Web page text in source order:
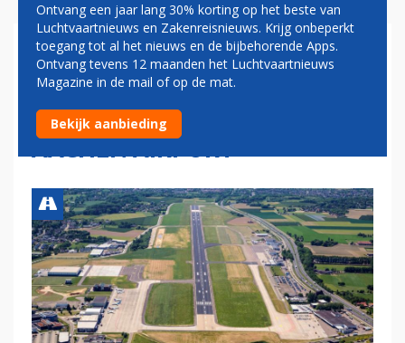
LIMBURGSE POLITICI
KRITISCH OVER DALENDE
CIJFERS MAASTRICHT
AACHEN AIRPORT
Ontvang een jaar lang 30% korting op het beste van
Luchtvaartnieuws en Zakenreisnieuws. Krijg onbeperkt
toegang tot al het nieuws en de bijbehorende Apps.
Ontvang tevens 12 maanden het Luchtvaartnieuws
Magazine in de mail of op de mat.
Bekijk aanbieding